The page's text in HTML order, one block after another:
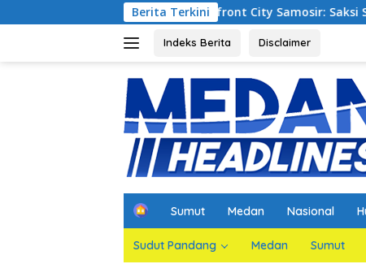
ke
Berita Terkini
Korupsi Waterfront City Samosir: Saksi Sebut Proyek Telah
Indeks Berita Disclaimer
H
m
e
Sumut Medan Nasional
Sudut Pandang Medan Sumut